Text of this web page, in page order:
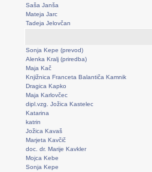
Saša Janša
Mateja Jarc
Tadeja Jelovčan
Sonja Kepe (prevod)
Alenka Kralj (priredba)
Maja Kač
Knjižnica Franceta Balantiča Kamnik
Dragica Kapko
Maja Karlovčec
dipl.vzg. Jožica Kastelec
Katarina
katrin
Jožica Kavaš
Marjeta Kavčič
doc. dr. Marije Kavkler
Mojca Kebe
Sonja Kepe